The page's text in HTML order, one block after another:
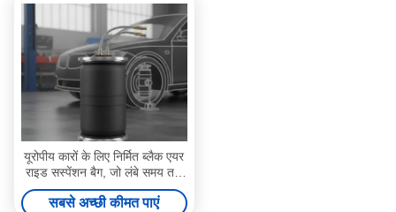
यूरोपीय कारों के लिए निर्मित ब्लैक एयर
राइड सस्पेंशन बैग, जो लंबे समय तक
चलने वाला सस्पेंशन सपोर्ट और हेवी
ड्यूटी परफॉर्मेंस प्रदान करता है
सबसे अच्छी कीमत पाएं